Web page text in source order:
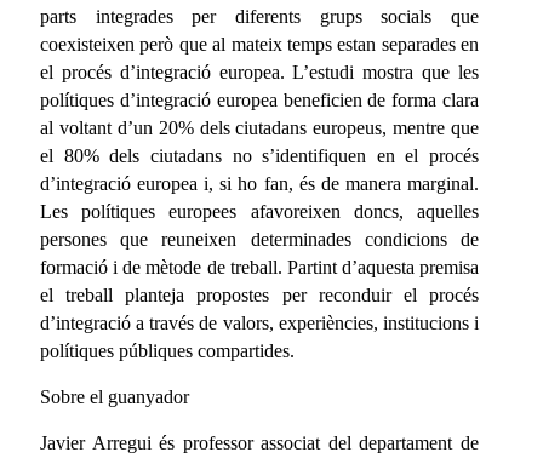
parts integrades per diferents grups socials que
coexisteixen però que al mateix temps estan separades en
el procés d’integració europea. L’estudi mostra que les
polítiques d’integració europea beneficien de forma clara
al voltant d’un 20% dels ciutadans europeus, mentre que
el 80% dels ciutadans no s’identifiquen en el procés
d’integració europea i, si ho fan, és de manera marginal.
Les polítiques europees afavoreixen doncs, aquelles
persones que reuneixen determinades condicions de
formació i de mètode de treball. Partint d’aquesta premisa
el treball planteja propostes per reconduir el procés
d’integració a través de valors, experiències, institucions i
polítiques públiques compartides.
Sobre el guanyador
Javier Arregui és professor associat del departament de